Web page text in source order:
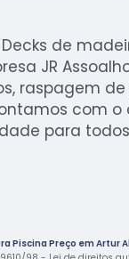
de
JR
raspagem de
com
para
Piscina Preço em Artur